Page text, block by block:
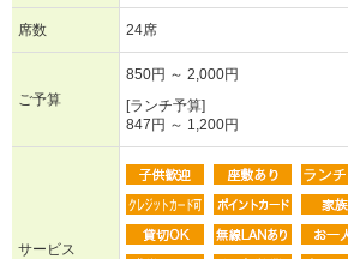
席数 24席
ご予算
850円 ～ 2,000円
[ランチ予算]
847円 ～ 1,200円
サービス